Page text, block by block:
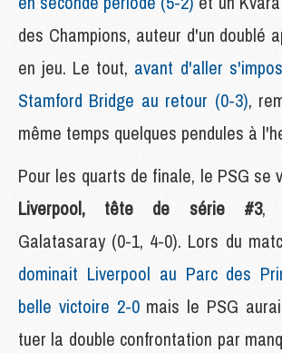
des Champions, auteur d'un doublé
en jeu. Le tout, avant d'aller
Stamford Bridge au retour (0-3),
même temps quelques pendules à
Pour les quarts de finale, le PSG se
Liverpool, tête de série #3,
Galatasaray (0-1, 4-0). Lors du
dominait Liverpool au Parc des
belle victoire 2-0mais le PSG
tuer la double confrontation par